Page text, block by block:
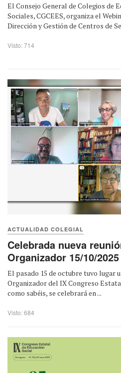
El Consejo General de Colegios de
Sociales, CGCEES, organiza el
Dirección y Gestión de Centros de
Visto: 714
ACTUALIDAD COLEGIAL
Celebrada nueva
Organizador 15/10/2025
El pasado 15 de octubre tuvo lugar
Organizador del IX Congreso
como sabéis, se celebrará en ...
Visto: 684